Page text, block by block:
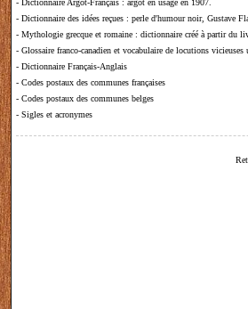
- Dictionnaire Argot-Français : argot en usage en 1907.
- Dictionnaire des idées reçues : perle d'humour noir, Gustave
- Mythologie grecque et romaine : dictionnaire créé à partir du
- Glossaire franco-canadien et vocabulaire de locutions vicieuses
- Dictionnaire Français-Anglais
- Codes postaux des communes françaises
- Codes postaux des communes belges
- Sigles et acronymes